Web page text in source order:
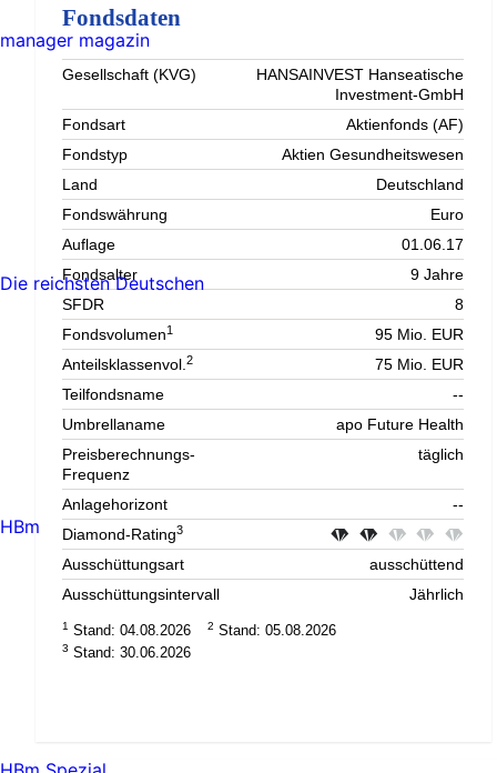
Fondsdaten
Gesellschaft (KVG)
HANSAINVEST Hanseatische
Investment-GmbH
Fondsart
Aktienfonds (AF)
Fondstyp
Aktien Gesundheitswesen
Land
Deutschland
Fondswährung
Euro
Auflage
01.06.17
Fondsalter
9 Jahre
SFDR
8
Fondsvolumen1
95 Mio. EUR
Anteilsklassenvol.2
75 Mio. EUR
Teilfondsname
--
Umbrellaname
apo Future Health
Preisberechnungs-
Frequenz
täglich
Anlagehorizont
--
Diamond-Rating3
Ausschüttungsart
ausschüttend
Ausschüttungsintervall
Jährlich
1 Stand: 04.08.2026 2 Stand: 05.08.2026
3 Stand: 30.06.2026
manager magazin
Die reichsten Deutschen
HBm